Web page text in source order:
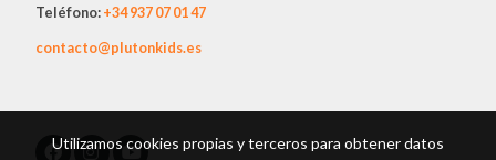
Teléfono:+34937 07 01 47
contacto@plutonkids.es
Utilizamos cookies propias y terceros para obtener datos